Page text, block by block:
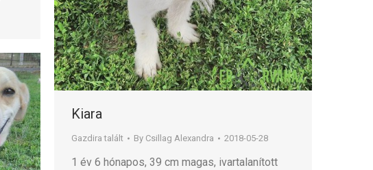
Kiara
Gazdira talált By Csillag Alexandra 2018-05-28
1 év 6 hónapos, 39 cm magas, ivartalanított